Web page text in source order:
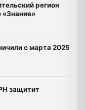
регион
«Знание»
с марта 2025
защитит